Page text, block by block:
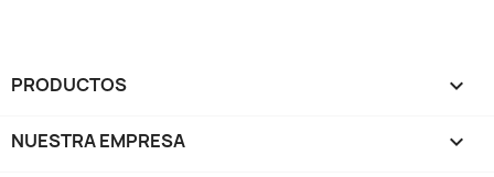
PRODUCTOS 
NUESTRA EMPRESA 